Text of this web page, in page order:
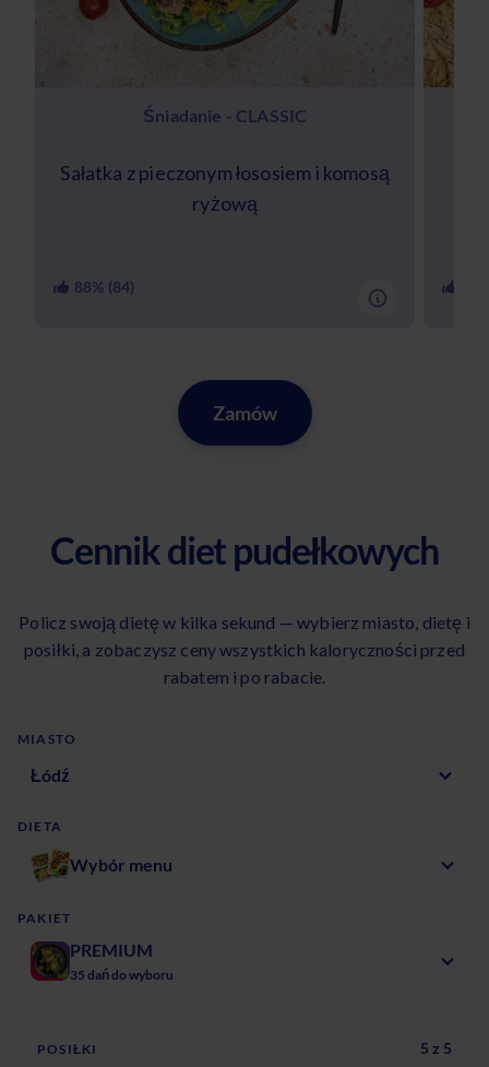
Śniadanie - CLASSIC
Sałatka z pieczonym łososiem i komosą
ryżową
88% (84)
Zamów
Cennik diet pudełkowych
Policz swoją dietę w kilka sekund — wybierz miasto, dietę i
posiłki, a zobaczysz ceny wszystkich kaloryczności przed
rabatem i po rabacie.
MIASTO
DIETA
Wybór menu
PAKIET
PREMIUM
35 dań do wyboru
POSIŁKI 5 z 5